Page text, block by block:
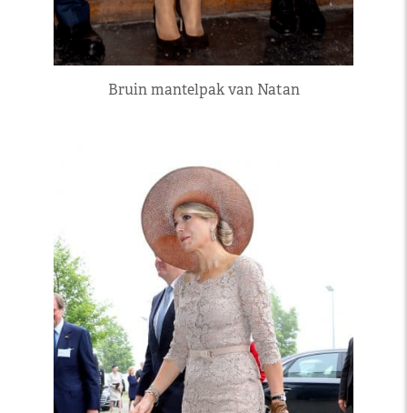
Bruin mantelpak van Natan